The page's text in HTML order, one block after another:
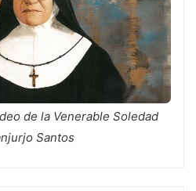
de la Venerable Soledad
Santos